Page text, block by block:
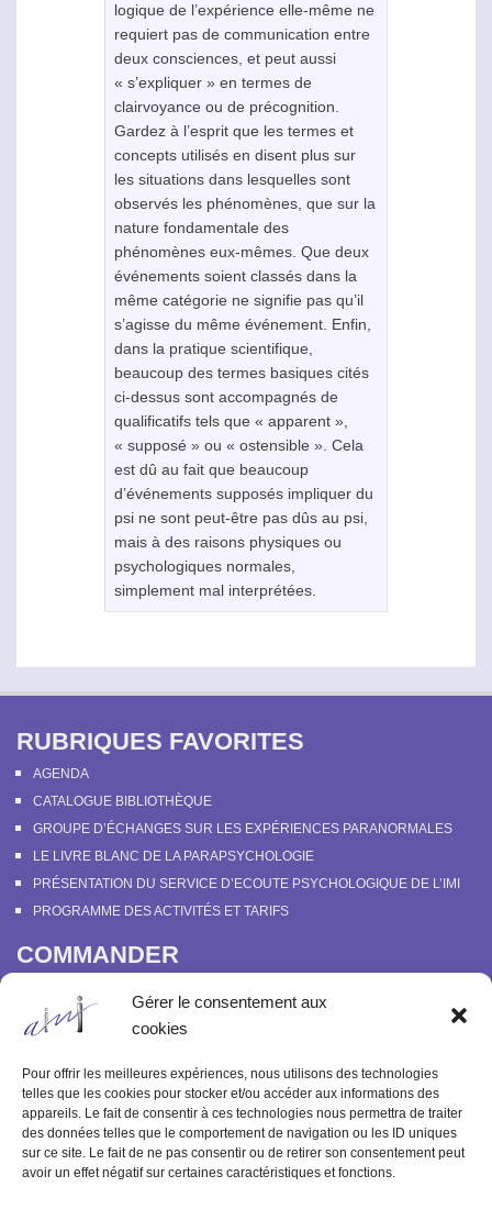
Gérer le consentement aux
cookies
Pour offrir les meilleures expériences, nous utilisons des technologies
telles que les cookies pour stocker et/ou accéder aux informations des
appareils. Le fait de consentir à ces technologies nous permettra de traiter
des données telles que le comportement de navigation ou les ID uniques
sur ce site. Le fait de ne pas consentir ou de retirer son consentement peut
avoir un effet négatif sur certaines caractéristiques et fonctions.
logique de l’expérience elle-même ne
requiert pas de communication entre
deux consciences, et peut aussi
« s’expliquer » en termes de
clairvoyance ou de précognition
Gardez à l’esprit que les termes et
concepts utilisés en disent plus sur
les situations dans lesquelles sont
observés les phénomènes, que sur la
nature fondamentale des
phénomènes eux-mêmes. Que deux
événements soient classés dans la
même catégorie ne signifie pas qu’il
s’agisse du même événement. Enfin,
dans la pratique scientifique,
beaucoup des termes basiques cités
ci-dessus sont accompagnés de
qualificatifs tels que « apparent »,
« supposé » ou « ostensible ». Cela
est dû au fait que beaucoup
d’événements supposés impliquer du
psi ne sont peut-être pas dûs au psi
mais à des raisons physiques ou
psychologiques normales,
simplement mal interprétées.
RUBRIQUES FAVORITES
AGENDA
CATALOGUE BIBLIOTHÈQUE
GROUPE D’ÉCHANGES SUR LES EXPÉRIENCES PARANORMALES
LE LIVRE BLANC DE LA PARAPSYCHOLOGIE
PRÉSENTATION DU SERVICE D’ECOUTE PSYCHOLOGIQUE DE L’IMI
PROGRAMME DES ACTIVITÉS ET TARIFS
COMMANDER
SOUTENIR L’INSTITUT MÉTAPSYCHIQUE
COMMANDER OU FEUILLETER “LE BULLETIN MÉTAPSYCHIQUE” ET
“MÉTAPSYCHIQUE”
ARCHIVES
ACTIVITÉS PASSÉES